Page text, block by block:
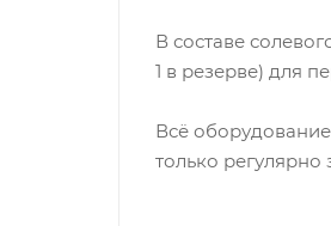
В составе
1 в резерве) для
Всё
только регулярно